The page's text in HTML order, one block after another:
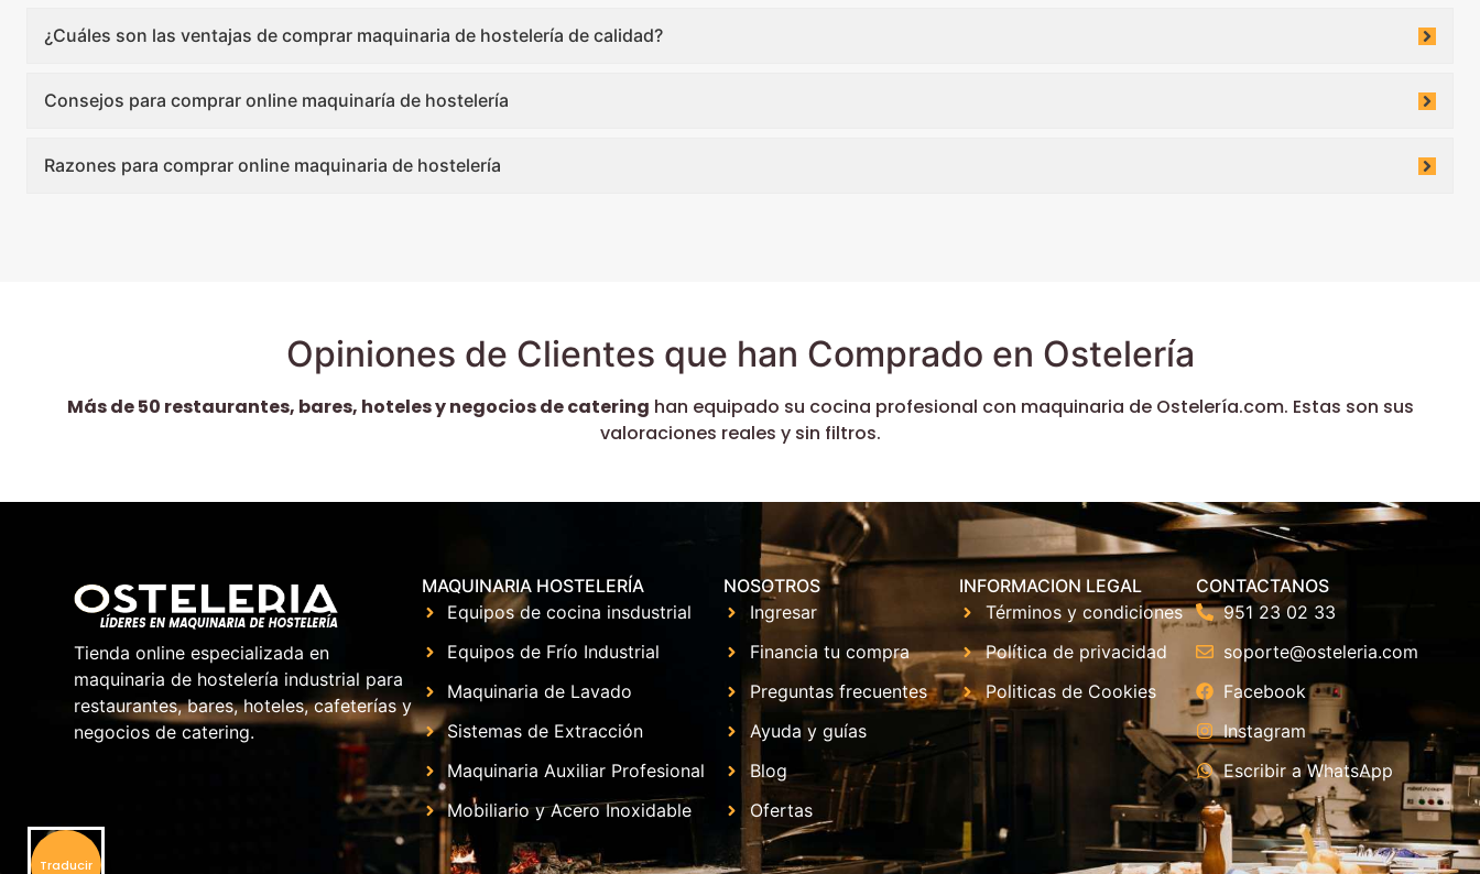
¿Cuáles son las ventajas de comprar maquinaria de hostelería de calidad?
Consejos para comprar online maquinaría de hostelería
Razones para comprar online maquinaria de hostelería
Opiniones de Clientes que han Comprado en Ostelería
Más de 50 restaurantes, bares, hoteles y negocios de catering han equipado su cocina profesional con maquinaria de Ostelería.com. Estas son sus
valoraciones reales y sin filtros.
Tienda online especializada en
maquinaria de hostelería industrial para
restaurantes, bares, hoteles, cafeterías y
negocios de catering.
MAQUINARIA HOSTELERÍA
Equipos de cocina insdustrial
Equipos de Frío Industrial
Maquinaria de Lavado
Sistemas de Extracción
Maquinaria Auxiliar Profesional
Mobiliario y Acero Inoxidable
NOSOTROS
Ingresar
Financia tu compra
Preguntas frecuentes
Ayuda y guías
Blog
Ofertas
INFORMACION LEGAL
Términos y condiciones
Política de privacidad
Politicas de Cookies
CONTACTANOS
951 23 02 33
soporte@osteleria.com
Facebook
Instagram
Escribir a WhatsApp
Traducir